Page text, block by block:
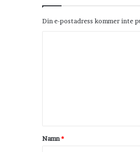
Din e-postadress kommer inte
t
a
Namn*